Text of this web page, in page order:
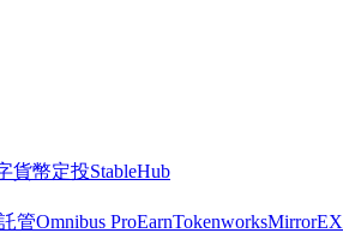
貨幣定投StableHub
管Omnibus ProEarnTokenworksMirrorEX